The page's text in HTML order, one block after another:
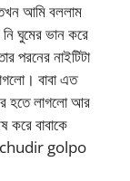
আমি বললাম
ঘুমের ভান করে
পরনের নাইটিটা
বাবা এত
হতে লাগলো আর
করে বাবাকে
chudir golpo